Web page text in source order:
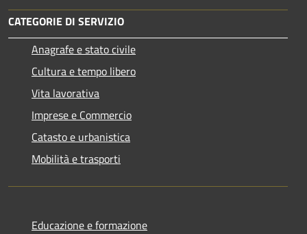
CATEGORIE DI SERVIZIO
Anagrafe e stato civile
Cultura e tempo libero
Vita lavorativa
Imprese e Commercio
Catasto e urbanistica
Mobilità e trasporti
Educazione e formazione